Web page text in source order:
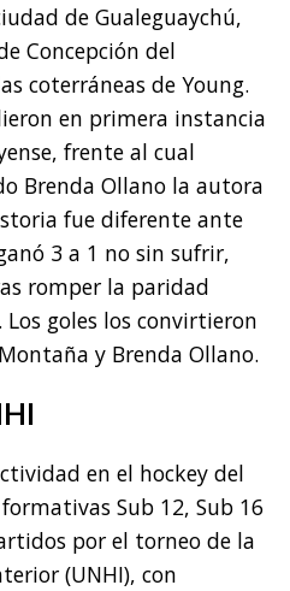
de Gualeguaychú,
Concepción del
coterráneas de Young.
en primera instancia
frente al cual
Brenda Ollano la autora
fue diferente ante
3 a 1 no sin sufrir,
romper la paridad
goles los convirtieron
y Brenda Ollano.
en el hockey del
Sub 12, Sub 16
por el torneo de la
(UNHI), con